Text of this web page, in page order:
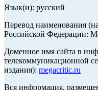
Язык(и): русский
Перевод наименования
Российской Федерации:
Доменное имя сайта в
телекоммуникационной
издания): megacritic.ru
Вся информация,